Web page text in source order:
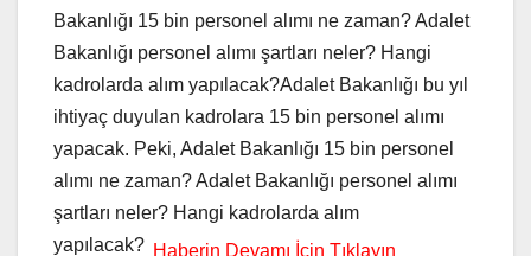
Bakanlığı 15 bin personel alımı ne zaman? Adalet
Bakanlığı personel alımı şartları neler? Hangi
kadrolarda alım yapılacak?Adalet Bakanlığı bu yıl
ihtiyaç duyulan kadrolara 15 bin personel alımı
yapacak. Peki, Adalet Bakanlığı 15 bin personel
alımı ne zaman? Adalet Bakanlığı personel alımı
şartları neler? Hangi kadrolarda alım
yapılacak?